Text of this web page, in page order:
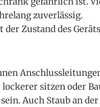
zuverlässig.
der Zustand des
lockerer sitzen oder
Auch Staub an der